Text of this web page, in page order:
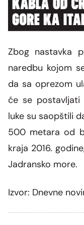
Zbog nastavka
naredbu kojom
da sa oprezom
će se postavljati
luke su saopštili
500 metara od
kraja 2016.
Jadransko more.
Izvor: Dnevne